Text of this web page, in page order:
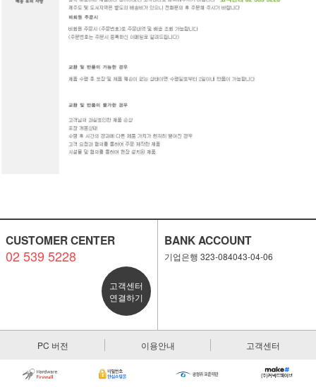
CUSTOMER CENTER
02 539 5228
고객센터
연결하기
BANK ACCOUNT
기업은행 323-084043-04-06
PC 버전 이용안내 고객센터